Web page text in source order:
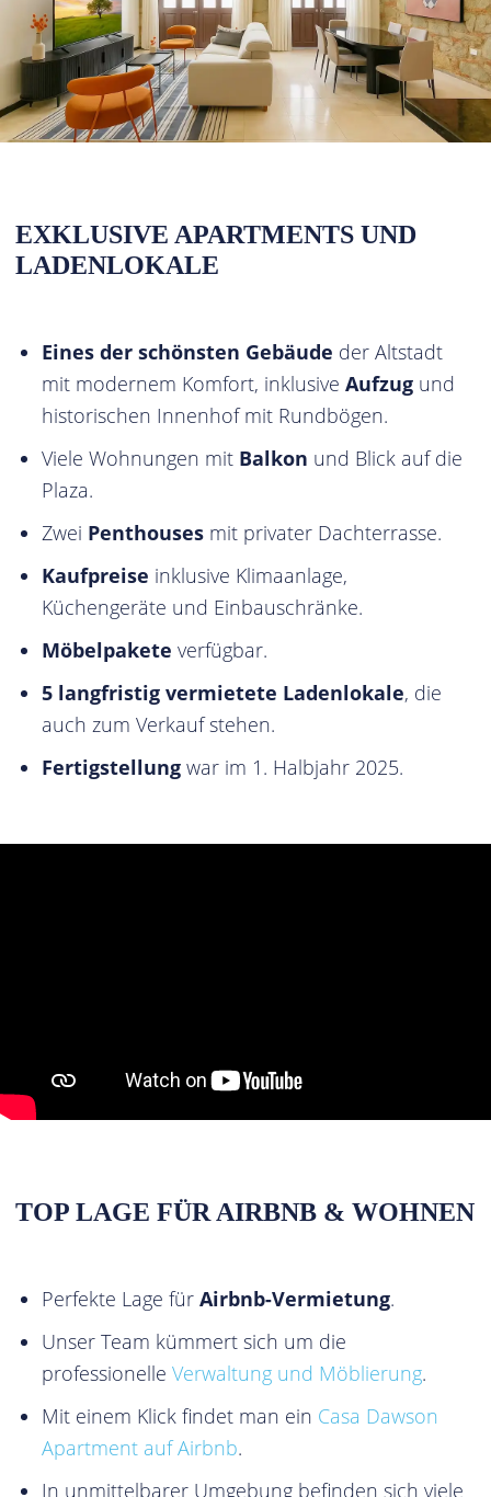
EXKLUSIVE APARTMENTS UND
LADENLOKALE
Eines der schönsten Gebäude der Altstadt
mit modernem Komfort, inklusive Aufzug und
historischen Innenhof mit Rundbögen.
Viele Wohnungen mit Balkon und Blick auf die
Plaza.
Zwei Penthouses mit privater Dachterrasse.
Kaufpreise inklusive Klimaanlage,
Küchengeräte und Einbauschränke.
Möbelpakete verfügbar.
5 langfristig vermietete Ladenlokale, die
auch zum Verkauf stehen.
Fertigstellung war im 1. Halbjahr 2025.
TOP LAGE FÜR AIRBNB & WOHNEN
Perfekte Lage für Airbnb-Vermietung.
Unser Team kümmert sich um die
professionelle Verwaltung und Möblierung.
Mit einem Klick findet man ein Casa Dawson
Apartment auf Airbnb.
In unmittelbarer Umgebung befinden sich viele